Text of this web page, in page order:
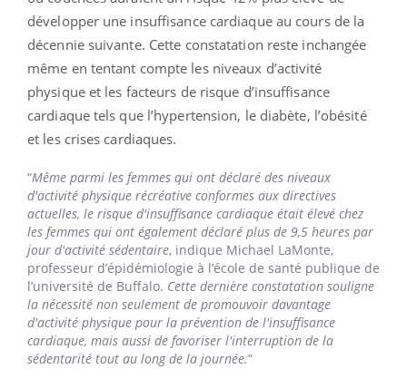
développer une insuffisance cardiaque au cours de la
décennie suivante. Cette constatation reste inchangée
même en tentant compte les niveaux d’activité
physique et les facteurs de risque d’insuffisance
cardiaque tels que l’hypertension, le diabète, l’obésité
et les crises cardiaques.
“Même parmi les femmes qui ont déclaré des niveaux
d'activité physique récréative conformes aux directives
actuelles, le risque d'insuffisance cardiaque était élevé chez
les femmes qui ont également déclaré plus de 9,5 heures par
jour d'activité sédentaire, indique Michael LaMonte,
professeur d’épidémiologie à l’école de santé publique de
l’université de Buffalo. Cette dernière constatation souligne
la nécessité non seulement de promouvoir davantage
d'activité physique pour la prévention de l'insuffisance
cardiaque, mais aussi de favoriser l'interruption de la
sédentarité tout au long de la journée.”